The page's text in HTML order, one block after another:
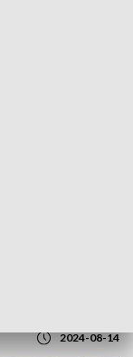
2024-08-14